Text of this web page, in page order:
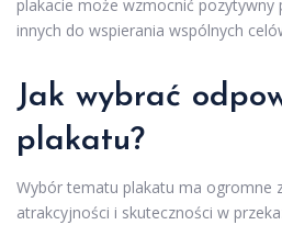
plakacie może wzmocnić pozytywny
innych do wspierania wspólnych
Jak wybrać
plakatu?
Wybór tematu plakatu ma ogromne
atrakcyjności i skuteczności w